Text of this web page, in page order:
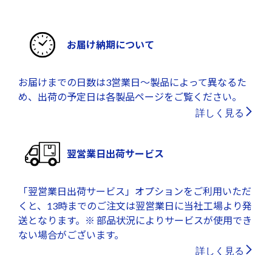
お届け納期について
お届けまでの日数は3営業日～製品によって異なるた
め、出荷の予定日は各製品ページをご覧ください。
詳しく見る
翌営業日出荷サービス
「翌営業日出荷サービス」オプションをご利用いただ
くと、13時までのご注文は翌営業日に当社工場より発
送となります。※ 部品状況によりサービスが使用でき
ない場合がございます。
詳しく見る